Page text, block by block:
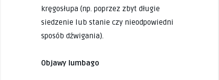
kręgosłupa (np. poprzez zbyt długie
siedzenie lub stanie czy nieodpowiedni
sposób dźwigania).
Objawy lumbago